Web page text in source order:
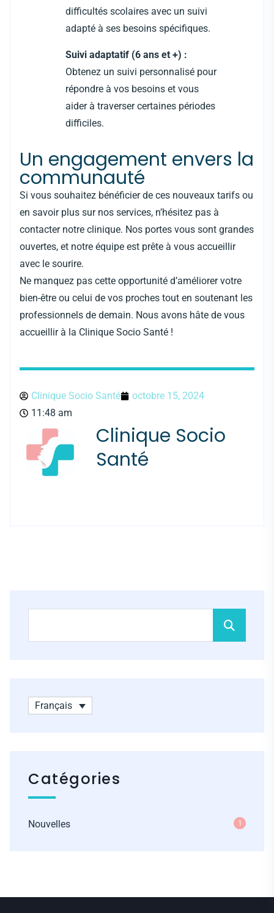
difficultés scolaires avec un suivi
adapté à ses besoins spécifiques.
Suivi adaptatif (6 ans et +) :
Obtenez un suivi personnalisé pour
répondre à vos besoins et vous
aider à traverser certaines périodes
difficiles.
Un engagement envers la
communauté
Si vous souhaitez bénéficier de ces nouveaux tarifs ou
en savoir plus sur nos services, n’hésitez pas à
contacter notre clinique. Nos portes vous sont grandes
ouvertes, et notre équipe est prête à vous accueillir
avec le sourire.
Ne manquez pas cette opportunité d’améliorer votre
bien-être ou celui de vos proches tout en soutenant les
professionnels de demain. Nous avons hâte de vous
accueillir à la Clinique Socio Santé !
Clinique Socio Santé
octobre 15, 2024
11:48 am
Clinique Socio
Santé
Français
Catégories
Nouvelles 1